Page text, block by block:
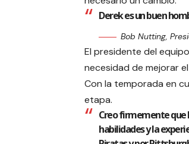
Derek es un buen
Bob Nutting,
El presidente del
necesidad de mejorar
Con la temporada en
etapa.
Creo firmemente que
habilidades y la